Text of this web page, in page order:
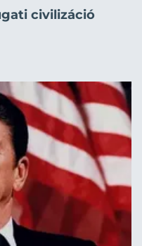
civilizáció